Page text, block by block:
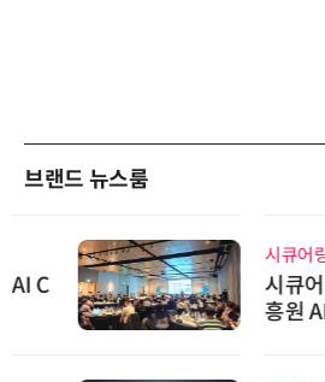
브랜드 뉴스룸
시큐어링크
시큐어링크, 중소기업기술정보진
흥원 AI 초격차 R&D 사업 최종 선